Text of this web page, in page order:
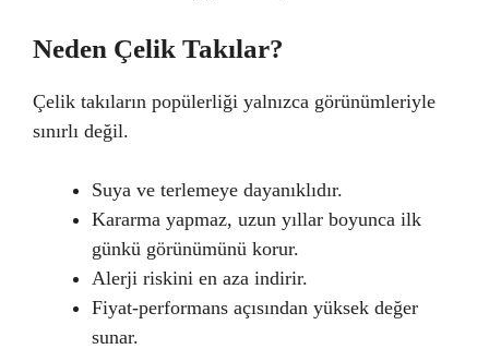
Neden Çelik Takılar?
Çelik takıların popülerliği yalnızca görünümleriyle
sınırlı değil.
Suya ve terlemeye dayanıklıdır.
Kararma yapmaz, uzun yıllar boyunca ilk
günkü görünümünü korur.
Alerji riskini en aza indirir.
Fiyat-performans açısından yüksek değer
sunar.